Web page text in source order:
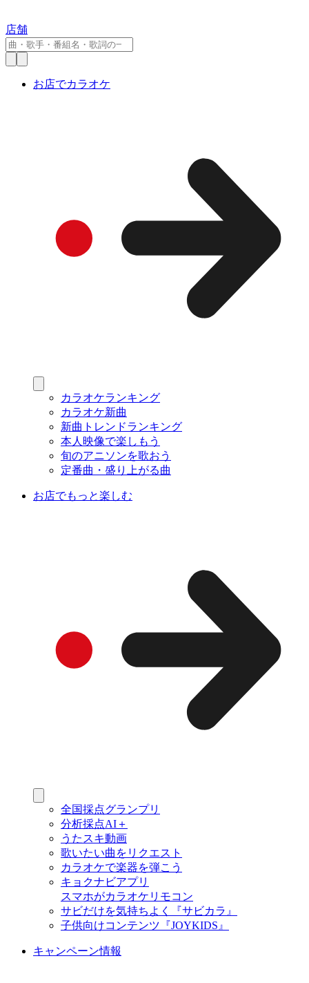
店舗
お店でカラオケ
カラオケランキング
カラオケ新曲
新曲トレンドランキング
本人映像で楽しもう
旬のアニソンを歌おう
定番曲・盛り上がる曲
お店でもっと楽しむ
全国採点グランプリ
分析採点AI＋
うたスキ動画
歌いたい曲をリクエスト
カラオケで楽器を弾こう
キョクナビアプリ
スマホがカラオケリモコン
サビだけを気持ちよく『サビカラ』
子供向けコンテンツ『JOYKIDS』
キャンペーン情報